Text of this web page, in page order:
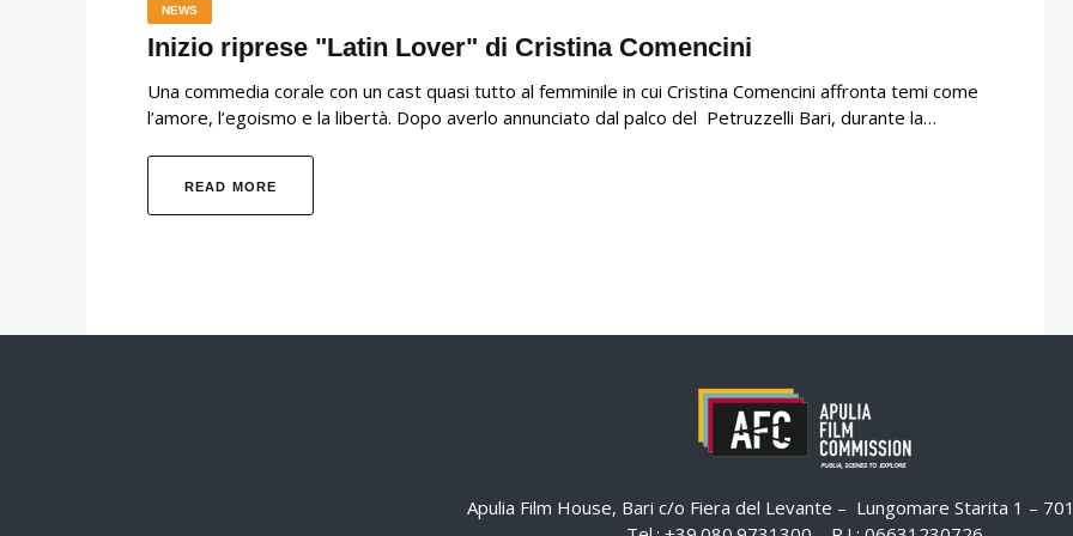
NEWS
Inizio riprese "Latin Lover" di Cristina Comencini
Una commedia corale con un cast quasi tutto al femminile in cui Cristina Comencini affronta temi come
l’amore, l’egoismo e la libertà. Dopo averlo annunciato dal palco del Petruzzelli Bari, durante la…
READ MORE
Apulia Film House, Bari c/o Fiera del Levante – Lungomare Starita 1 –